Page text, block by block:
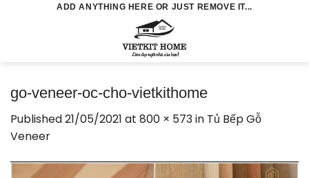
ADD ANYTHING HERE OR JUST REMOVE IT...
go-veneer-oc-cho-vietkithome
Published21/05/2021 at 800 × 573in Tủ Bếp Gỗ
Veneer